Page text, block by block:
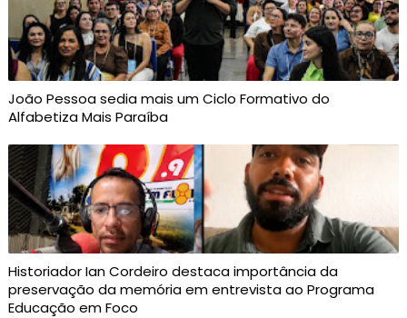
João Pessoa sedia mais um Ciclo Formativo do
Alfabetiza Mais Paraíba
Historiador Ian Cordeiro destaca importância da
preservação da memória em entrevista ao Programa
Educação em Foco